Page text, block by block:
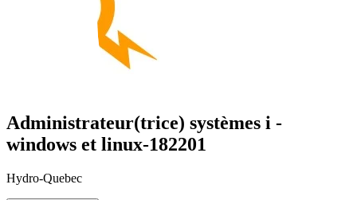
Administrateur(trice) systèmes i -
windows et linux-182201
Hydro-Quebec